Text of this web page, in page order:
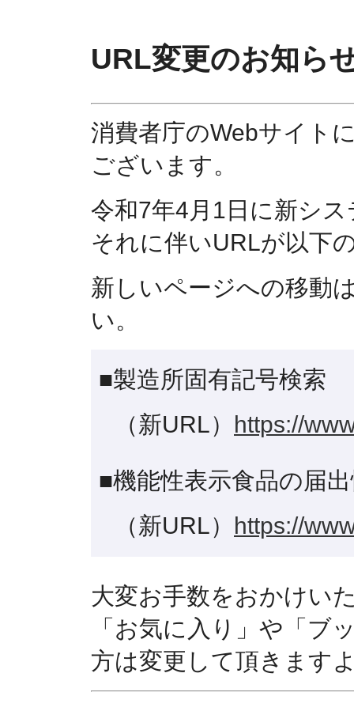
URL変更のお知ら
消費者庁のWebサイト
ございます。
令和7年4月1日に新シ
それに伴いURLが以下
新しいページへの移動
い。
■製造所固有記号検索
（新URL） https://
■機能性表示食品の届
（新URL） https://
大変お手数をおかけい
「お気に入り」や「ブ
方は変更して頂きます